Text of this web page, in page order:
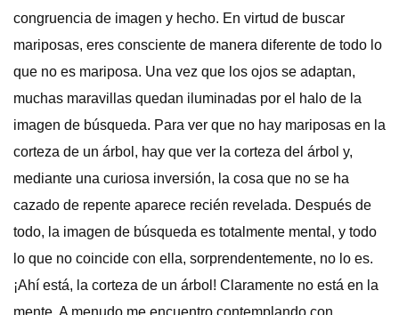
congruencia de imagen y hecho. En virtud de buscar
mariposas, eres consciente de manera diferente de todo lo
que no es mariposa. Una vez que los ojos se adaptan,
muchas maravillas quedan iluminadas por el halo de la
imagen de búsqueda. Para ver que no hay mariposas en la
corteza de un árbol, hay que ver la corteza del árbol y,
mediante una curiosa inversión, la cosa que no se ha
cazado de repente aparece recién revelada. Después de
todo, la imagen de búsqueda es totalmente mental, y todo
lo que no coincide con ella, sorprendentemente, no lo es.
¡Ahí está, la corteza de un árbol! Claramente no está en la
mente. A menudo me encuentro contemplando con